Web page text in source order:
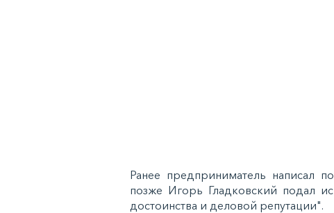
Ранее предприниматель написал
позже Игорь Гладковский подал
достоинства и деловой репутации".